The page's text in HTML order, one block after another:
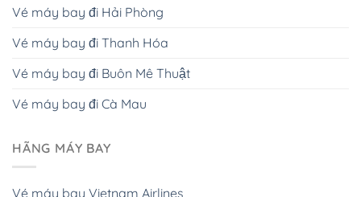
Vé máy bay đi Hải Phòng
Vé máy bay đi Thanh Hóa
Vé máy bay đi Buôn Mê Thuật
Vé máy bay đi Cà Mau
HÃNG MÁY BAY
Vé máy bay Vietnam Airlines